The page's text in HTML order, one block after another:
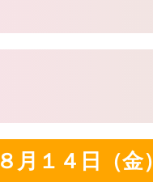
８月１４日（金）